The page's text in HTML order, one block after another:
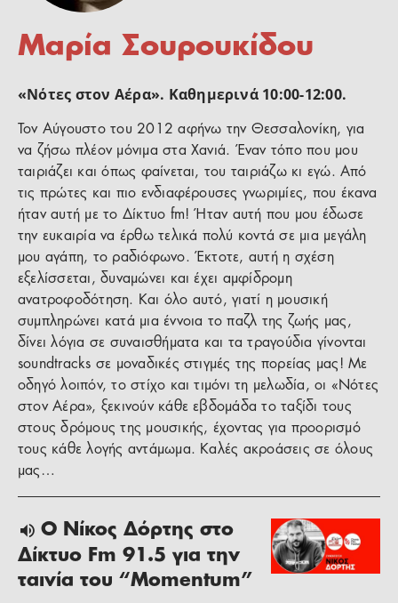
Μαρία Σουρουκίδου
«Νότες στον Αέρα». Καθημερινά 10:00-12:00.
Τον Αύγουστο του 2012 αφήνω την Θεσσαλονίκη, για
να ζήσω πλέον μόνιμα στα Χανιά. Έναν τόπο που μου
ταιριάζει και όπως φαίνεται, του ταιριάζω κι εγώ. Από
τις πρώτες και πιο ενδιαφέρουσες γνωριμίες, που έκανα
ήταν αυτή με το Δίκτυο fm! Ήταν αυτή που μου έδωσε
την ευκαιρία να έρθω τελικά πολύ κοντά σε μια μεγάλη
μου αγάπη, το ραδιόφωνο. Έκτοτε, αυτή η σχέση
εξελίσσεται, δυναμώνει και έχει αμφίδρομη
ανατροφοδότηση. Και όλο αυτό, γιατί η μουσική
συμπληρώνει κατά μια έννοια το παζλ της ζωής μας,
δίνει λόγια σε συναισθήματα και τα τραγούδια γίνονται
soundtracks σε μοναδικές στιγμές της πορείας μας! Με
οδηγό λοιπόν, το στίχο και τιμόνι τη μελωδία, οι «Νότες
στον Αέρα», ξεκινούν κάθε εβδομάδα το ταξίδι τους
στους δρόμους της μουσικής, έχοντας για προορισμό
τους κάθε λογής αντάμωμα. Καλές ακροάσεις σε όλους
μας…
Ο Νίκος Δόρτης στο
Δίκτυο Fm 91.5 για την
ταινία του “Momentum”